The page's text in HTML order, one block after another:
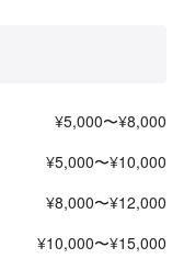
¥5,000〜¥8,000
¥5,000〜¥10,000
¥8,000〜¥12,000
¥10,000〜¥15,000